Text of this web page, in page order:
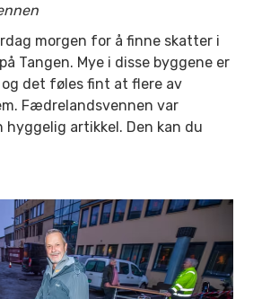
morgen for å finne skatter i
Tangen. Mye i disse byggene er
det føles fint at flere av
Fædrelandsvennen var
hyggelig artikkel. Den kan du